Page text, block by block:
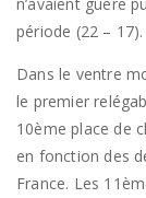
période (22 – 17).
Dans le ventre
le premier
10ème place de
en fonction des
France. Les